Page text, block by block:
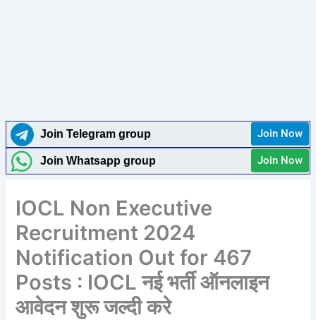
Join Telegram group Join Now
Join Whatsapp group Join Now
IOCL Non Executive
Recruitment 2024
Notification Out for 467
Posts : IOCL नई भर्ती ऑनलाइन
आवेदन शुरू जल्दी करे